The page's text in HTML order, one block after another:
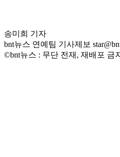
송미희 기자
bnt뉴스 연예팀 기사제보
©bnt뉴스 : 무단 전재, 재배포 금